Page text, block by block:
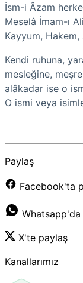
İsm-i Âzam
Meselâ İmam-ı
Kayyum, Hakem,
Kendi ruhuna,
mesleğine,
alâkadar ise o
O ismi veya
Paylaş
Facebook'ta
X'te paylaş
Kanallarımız